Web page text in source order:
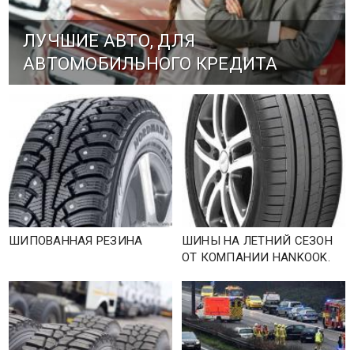
ЛУЧШИЕ АВТО, ДЛЯ
АВТОМОБИЛЬНОГО КРЕДИТА
ШИПОВАННАЯ РЕЗИНА
ШИНЫ НА ЛЕТНИЙ СЕЗОН
ОТ КОМПАНИИ HANKOOK.